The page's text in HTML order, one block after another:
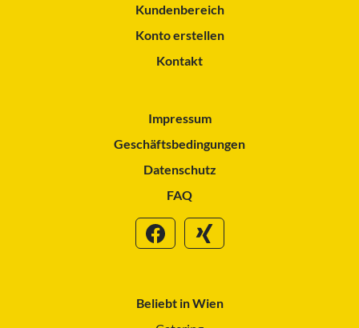
Kundenbereich
Konto erstellen
Kontakt
Impressum
Geschäftsbedingungen
Datenschutz
FAQ
Beliebt in Wien